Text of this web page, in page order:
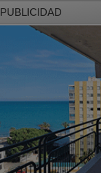
PUBLICIDAD